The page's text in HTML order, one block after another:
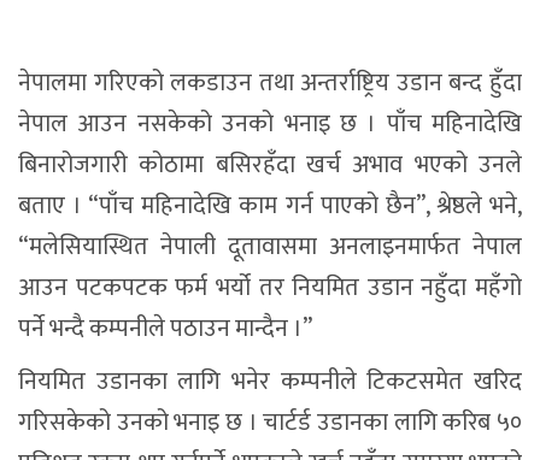
नेपालमा गरिएको लकडाउन तथा अन्तर्राष्ट्रिय उडान बन्द हुँदा
नेपाल आउन नसकेको उनको भनाइ छ । पाँच महिनादेखि
बिनारोजगारी कोठामा बसिरहँदा खर्च अभाव भएको उनले
बताए । “पाँच महिनादेखि काम गर्न पाएको छैन”, श्रेष्ठले भने,
“मलेसियास्थित नेपाली दूतावासमा अनलाइनमार्फत नेपाल
आउन पटकपटक फर्म भर्यो तर नियमित उडान नहुँदा महँगो
पर्ने भन्दै कम्पनीले पठाउन मान्दैन ।”
नियमित उडानका लागि भनेर कम्पनीले टिकटसमेत खरिद
गरिसकेको उनको भनाइ छ । चार्टर्ड उडानका लागि करिब ५०